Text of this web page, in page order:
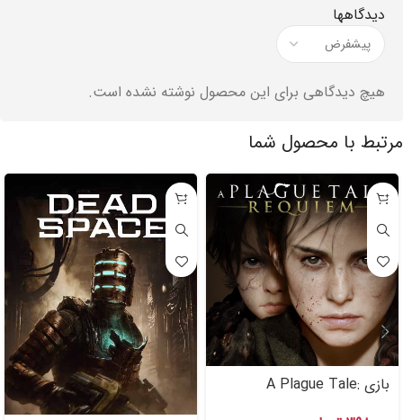
دیدگاهها
هیچ دیدگاهی برای این محصول نوشته نشده است.
مرتبط با محصول شما
بازی A Plague Tale: